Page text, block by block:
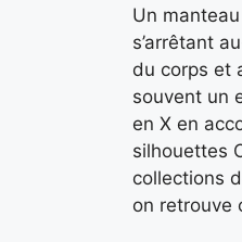
Un
s’arrêtant
du corps et
souvent un
en X en
silhouettes
collections
on retrouve